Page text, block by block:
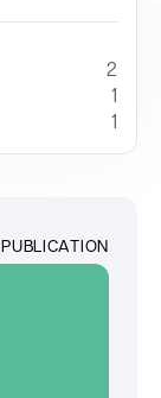
2
1
1
PUBLICATION